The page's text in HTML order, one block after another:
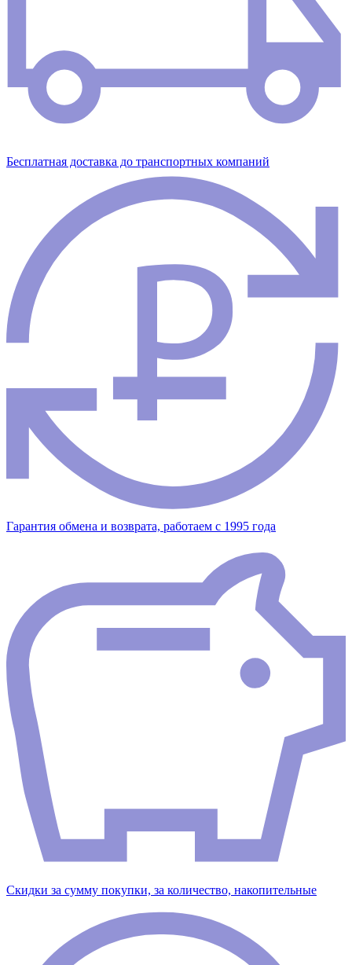
Бесплатная доставка до транспортных компаний
Гарантия обмена и возврата, работаем с 1995 года
Скидки за сумму покупки, за количество, накопительные